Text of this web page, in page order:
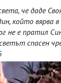
че даде
който вярва
не е пратил
спасен